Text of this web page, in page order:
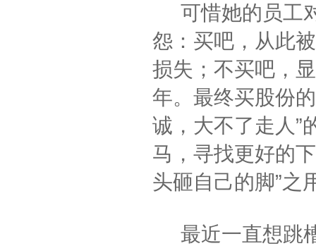
可惜她的员工
怨：买吧，从此
损失；不买吧，
年。最终买股份
诚，大不了走人”
马，寻找更好的
头砸自己的脚”之
最近一直想跳